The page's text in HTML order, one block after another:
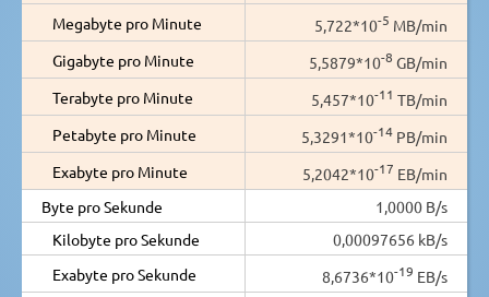
Megabyte pro Minute
5,722*10-5 MB/min
Gigabyte pro Minute
5,5879*10-8 GB/min
Terabyte pro Minute
5,457*10-11 TB/min
Petabyte pro Minute
5,3291*10-14 PB/min
Exabyte pro Minute
5,2042*10-17 EB/min
Byte pro Sekunde
1,0000 B/s
Kilobyte pro Sekunde
0,00097656 kB/s
Exabyte pro Sekunde
8,6736*10-19 EB/s